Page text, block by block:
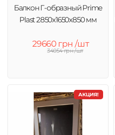
Балкон Г-образный Prime
Plast 2850х1650х850 мм
29660 грн /шт
34054 грн /шт
АКЦИЯ!